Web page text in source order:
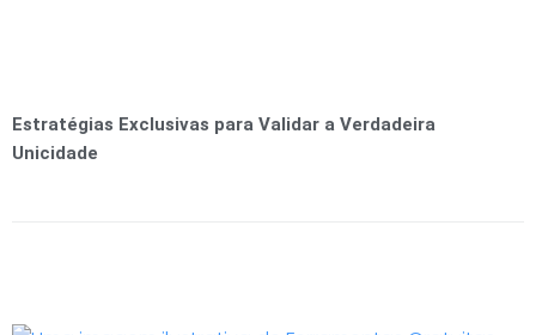
Estratégias Exclusivas para Validar a Verdadeira
Unicidade